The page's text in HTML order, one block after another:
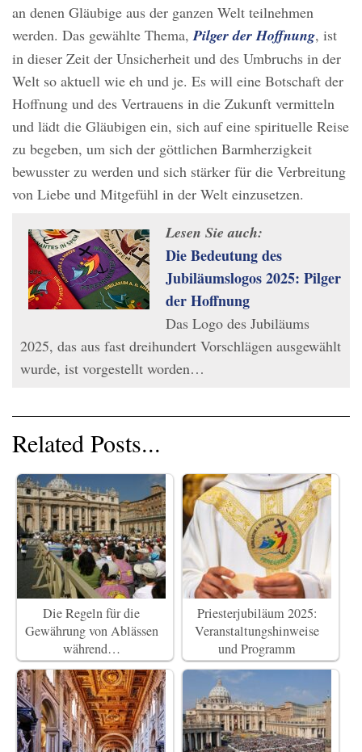
an denen Gläubige aus der ganzen Welt teilnehmen
werden. Das gewählte Thema,Pilger der Hoffnung, ist
in dieser Zeit der Unsicherheit und des Umbruchs in der
Welt so aktuell wie eh und je. Es will eine Botschaft der
Hoffnung und des Vertrauens in die Zukunft vermitteln
und lädt die Gläubigen ein, sich auf eine spirituelle Reise
zu begeben, um sich der göttlichen Barmherzigkeit
bewusster zu werden und sich stärker für die Verbreitung
von Liebe und Mitgefühl in der Welt einzusetzen.
Lesen Sie auch:
Die Bedeutung des
Jubiläumslogos 2025: Pilger
der Hoffnung
Das Logo des Jubiläums
2025, das aus fast dreihundert Vorschlägen ausgewählt
wurde, ist vorgestellt worden…
Related Posts...
Die Regeln für die
Gewährung von Ablässen
während…
Priesterjubiläum 2025:
Veranstaltungshinweise
und Programm